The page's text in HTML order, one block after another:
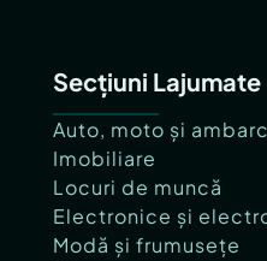
Secțiuni Lajumate
Auto, moto și
Imobiliare
Locuri de muncă
Electronice și
Modă și frumusețe